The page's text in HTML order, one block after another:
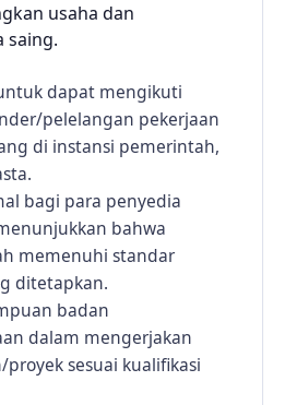
usaha dan
saing.
dapat mengikuti
pelelangan pekerjaan
di instansi pemerintah,
bagi para penyedia
bahwa
memenuhi standar
ditetapkan.
badan
dalam mengerjakan
sesuai kualifikasi